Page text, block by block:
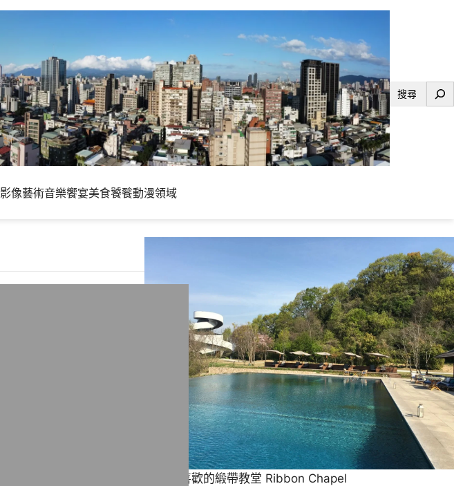
搜
影像藝術音樂饗宴美食饕餮動漫領域
一直很喜歡的緞帶教堂 Ribbon Chapel